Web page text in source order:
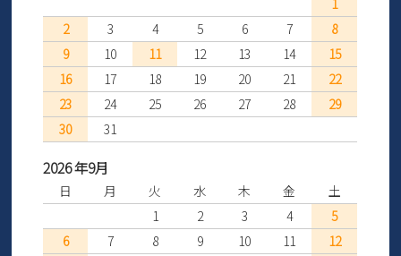
1
2
3 4 5 6 7
8
9
10 11 12 13 14
15
16
17 18 19 20 21
22
23
24 25 26 27 28
29
30
31
2026 年9月
日 月 火 水 木 金
土
1
2 3 4
5
6
7 8 9 10 11
12